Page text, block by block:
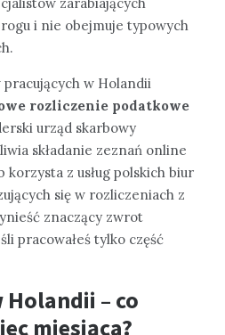
i nie obejmuje typowych
pracujących w Holandii
rozliczenie podatkowe
urząd skarbowy
składanie zeznań online
korzysta z usług polskich biur
się w rozliczeniach z
znaczący zwrot
pracowałeś tylko część
Holandii – co
miesiąca?